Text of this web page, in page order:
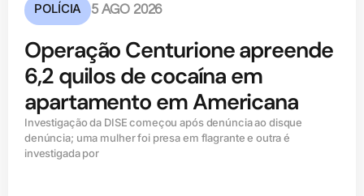
POLÍCIA 5 AGO 2026
Operação Centurione apreende
6,2 quilos de cocaína em
apartamento em Americana
Investigação da DISE começou após denúncia ao disque
denúncia; uma mulher foi presa em flagrante e outra é
investigada por